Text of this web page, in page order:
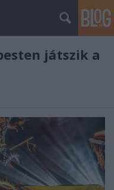
játszik a